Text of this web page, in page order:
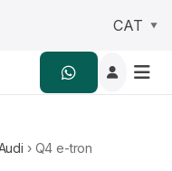
› Q4 e-tron